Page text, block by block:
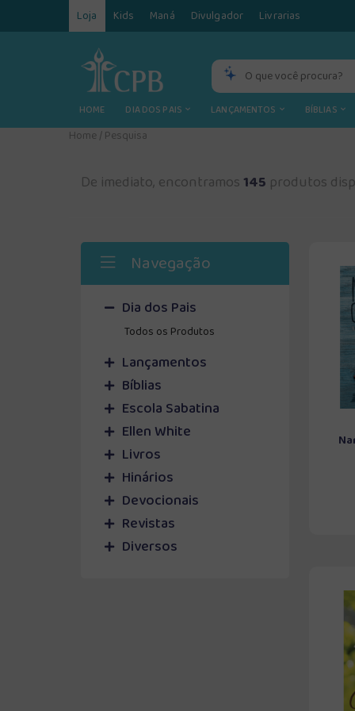
Loja Kids Maná Divulgador Livrarias
HOME DIA DOS PAIS LANÇAMENTOS BÍBLIAS
Home /Pesquisa
De imediato, encontramos 145 produtos
Navegação
Dia dos Pais
Todos os Produtos
Lançamentos
Bíblias
Escola Sabatina
Ellen White
Livros
Hinários
Devocionais
Revistas
Diversos